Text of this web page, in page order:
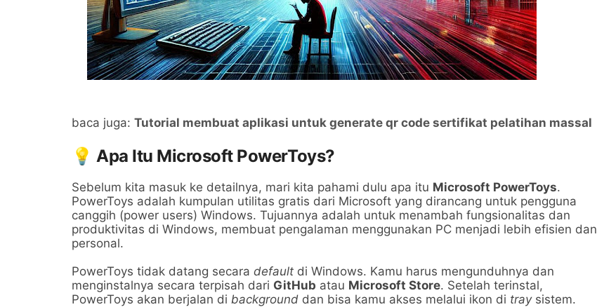
baca juga: Tutorial membuat aplikasi untuk generate qr code sertifikat pelatihan massal
💡 Apa Itu Microsoft PowerToys?
Sebelum kita masuk ke detailnya, mari kita pahami dulu apa itu Microsoft PowerToys.
PowerToys adalah kumpulan utilitas gratis dari Microsoft yang dirancang untuk pengguna
canggih (power users) Windows. Tujuannya adalah untuk menambah fungsionalitas dan
produktivitas di Windows, membuat pengalaman menggunakan PC menjadi lebih efisien dan
personal.
PowerToys tidak datang secara default di Windows. Kamu harus mengunduhnya dan
menginstalnya secara terpisah dari GitHub atau Microsoft Store. Setelah terinstal,
PowerToys akan berjalan di background dan bisa kamu akses melalui ikon di traysistem.